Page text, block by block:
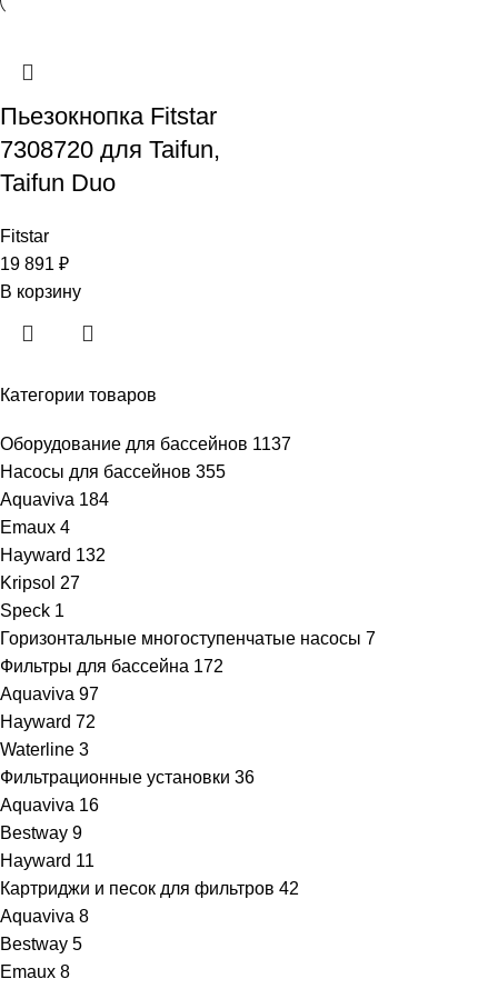
Категории товаров
Оборудование для бассейнов 1137
Насосы для бассейнов 355
Aquaviva 184
Emaux 4
Hayward 132
Kripsol 27
Speck 1
Горизонтальные многоступенчатые насосы 7
Фильтры для бассейна 172
Aquaviva 97
Hayward 72
Waterline 3
Фильтрационные установки 36
Aquaviva 16
Bestway 9
Hayward 11
Картриджи и песок для фильтров 42
Aquaviva 8
Bestway 5
Emaux 8
Пьезокнопка Fitstar
7308720 для Taifun,
Taifun Duo
Fitstar
19 891 ₽
В корзину